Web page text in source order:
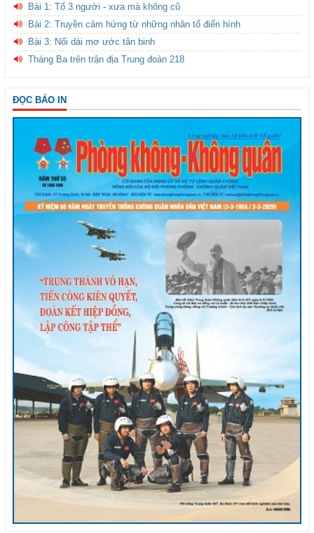
Bài 1: Tổ 3 người - xưa mà không cũ
Bài 2: Truyền cảm hứng từ những nhân tố điển hình
Bài 3: Nối dài mơ ước tân binh
Tháng Ba trên trận địa Trung đoàn 218
ĐỌC BÁO IN